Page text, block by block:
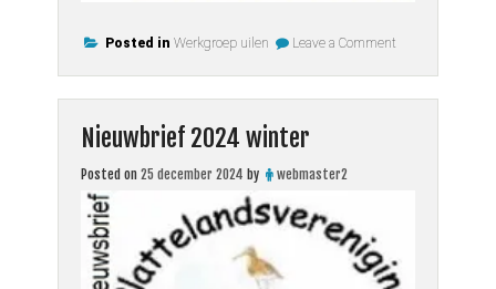
Posted in Werkgroep uilen Leave a Commenton
en
Nieuwbrief 2024 winter
Posted on 25 december 2024 by webmaster2